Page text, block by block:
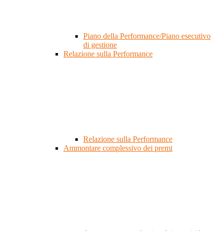
Piano della Performance/Piano esecutivo
di gestione
Relazione sulla Performance
Relazione sulla Performance
Ammontare complessivo dei premi